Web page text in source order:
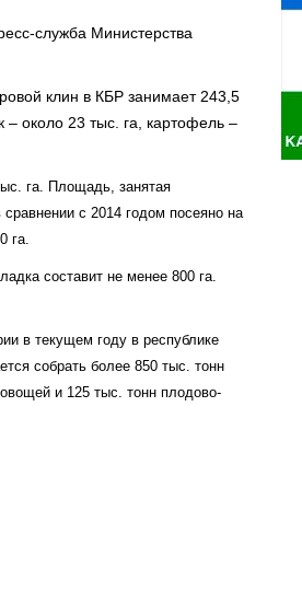
служба Министерства
клин в КБР занимает 243,5
– около 23 тыс. га, картофель –
га. Площадь, занятая
с 2014 годом посеяно на
га.
составит не менее 800 га.
в текущем году в республике
собрать более 850 тыс. тонн
и 125 тыс. тонн плодово-